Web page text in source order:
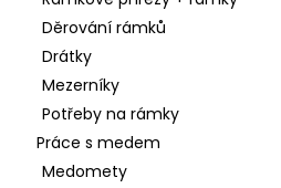
Děrování rámků
Drátky
Mezerníky
Potřeby na rámky
Práce s medem
Medomety
SKLENICE SVAZOVÁ VČELA 770ML BEZ